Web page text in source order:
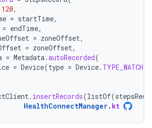
120,
= startTime,
= endTime,
= zoneOffset,
= zoneOffset,
= Metadata.autoRecorded(
= Device(type = Device. TYPE_WATCH
. insertRecords(listOf(
HealthConnectManager. kt